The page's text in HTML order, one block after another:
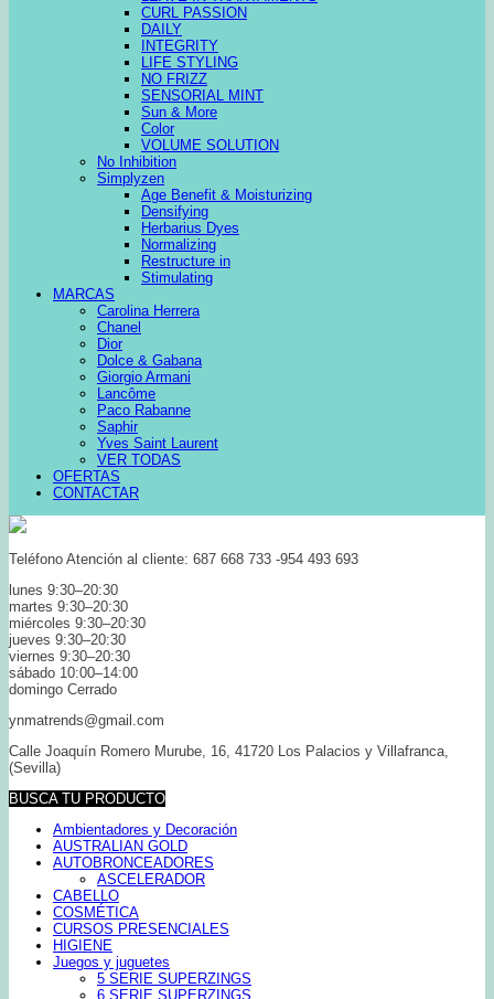
CURL PASSION
DAILY
INTEGRITY
LIFE STYLING
NO FRIZZ
SENSORIAL MINT
Sun & More
Color
VOLUME SOLUTION
No Inhibition
Simplyzen
Age Benefit & Moisturizing
Densifying
Herbarius Dyes
Normalizing
Restructure in
Stimulating
MARCAS
Carolina Herrera
Chanel
Dior
Dolce & Gabana
Giorgio Armani
Lancôme
Paco Rabanne
Saphir
Yves Saint Laurent
VER TODAS
OFERTAS
CONTACTAR
Teléfono Atención al cliente: 687 668 733 -954 493 693
lunes 9:30–20:30
martes 9:30–20:30
miércoles 9:30–20:30
jueves 9:30–20:30
viernes 9:30–20:30
sábado 10:00–14:00
domingo Cerrado
ynmatrends@gmail.com
Calle Joaquín Romero Murube, 16, 41720 Los Palacios y Villafranca,
(Sevilla)
BUSCA TU PRODUCTO
Ambientadores y Decoración
AUSTRALIAN GOLD
AUTOBRONCEADORES
ASCELERADOR
CABELLO
COSMÉTICA
CURSOS PRESENCIALES
HIGIENE
Juegos y juguetes
5 SERIE SUPERZINGS
6 SERIE SUPERZINGS